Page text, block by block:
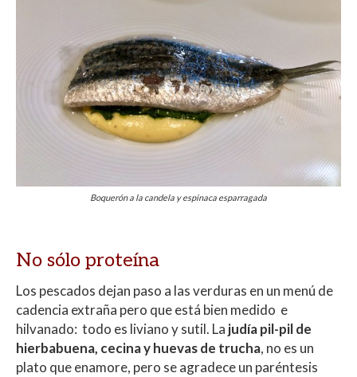
Boquerón a la candela y espinaca esparragada
No sólo proteína
Los pescados dejan paso a las verduras en un menú de
cadencia extraña pero que está bien medido e
hilvanado: todo es liviano y sutil. La judía pil-pil de
hierbabuena, cecina y huevas de trucha, no es un
plato que enamore, pero se agradece un paréntesis